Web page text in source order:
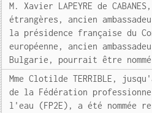
M. Xavier LAPEYRE de
étrangères, ancien
la présidence française du
européenne, ancien
Bulgarie, pourrait être nommé
Mme Clotilde TERRIBLE,
de la Fédération
l'eau (FP2E), a été nommée